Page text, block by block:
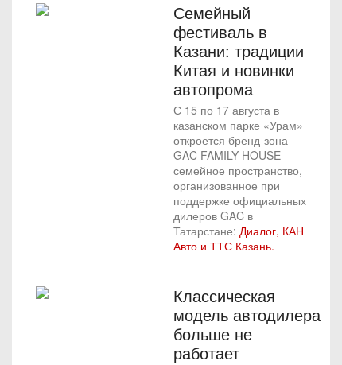
Семейный
фестиваль в
Казани: традиции
Китая и новинки
автопрома
С 15 по 17 августа в
казанском парке «Урам»
откроется бренд-зона
GAC FAMILY HOUSE —
семейное пространство,
организованное при
поддержке официальных
дилеров GAC в
Татарстане: Диалог, КАН
Авто и ТТС Казань.
Классическая
модель автодилера
больше не
работает